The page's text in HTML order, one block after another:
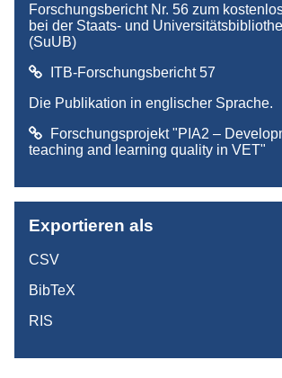
Forschungsbericht Nr. 56 zum
bei der Staats- und
(SuUB)
ITB-Forschungsbericht 57
Die Publikation in englischer Sprache.
Forschungsprojekt "PIA2 –
teaching and learning quality in VET"
Exportieren als
CSV
BibTeX
RIS